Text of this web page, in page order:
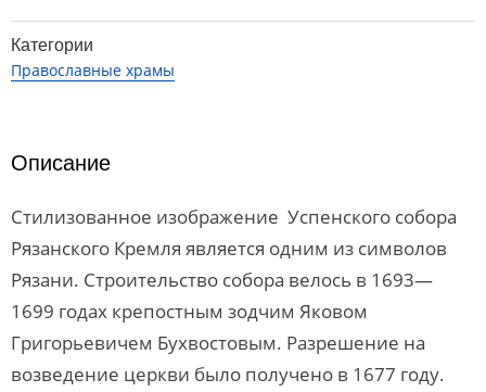
Категории
Православные храмы
Описание
Стилизованное изображение Успенского собора
Рязанского Кремля является одним из символов
Рязани. Строительство собора велось в 1693—
1699 годах крепостным зодчим Яковом
Григорьевичем Бухвостовым. Разрешение на
возведение церкви было получено в 1677 году.